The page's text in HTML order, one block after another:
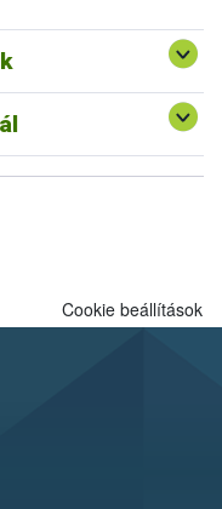
5. bekezdése szerint
alábbi oldalon érhető
tajekoztato
Cookie beállítások